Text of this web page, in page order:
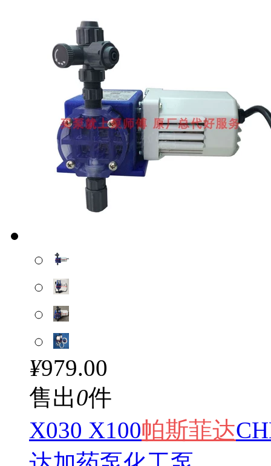
¥979.00
售出0件
X030 X100帕斯菲达